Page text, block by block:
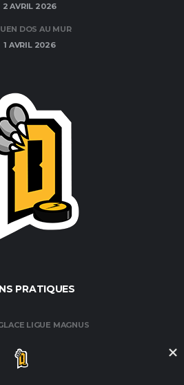
2 AVRIL 2026
DOS AU MUR
1 AVRIL 2026
PRATIQUES
LIGUE MAGNUS
DE HOCKEY / GLACE
AMATEUR DE ROUEN